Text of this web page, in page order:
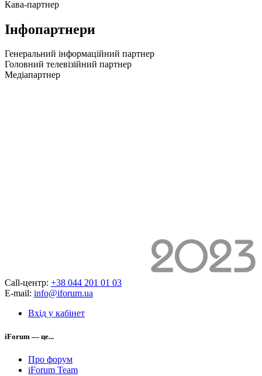
Кава-партнер
Інфопартнери
Генеральний інформаційний партнер
Головний телевізійний партнер
Медіапартнер
Call-центр: +38 044 201 01 03
E-mail: info@iforum.ua
Вхід у кабінет
iForum — це...
Про форум
iForum Team